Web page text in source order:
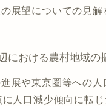
展望についての見解
における農村地域の
展や東京圏等への
人口減少傾向に転